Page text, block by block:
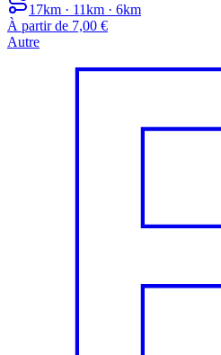
17km · 11km · 6km
À partir de 7,00 €
Autre